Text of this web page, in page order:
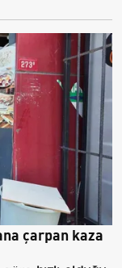
çarpan kaza